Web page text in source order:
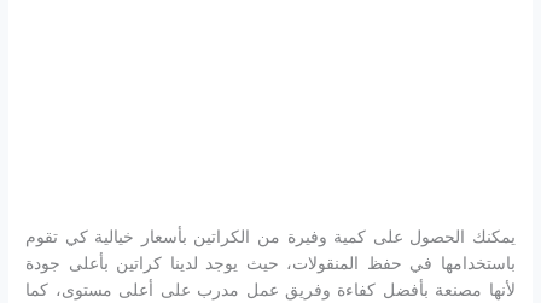
يمكنك الحصول على كمية وفيرة من الكراتين بأسعار خيالية كي تقوم
باستخدامها في حفظ المنقولات، حيث يوجد لدينا كراتين بأعلى جودة
لأنها مصنعة بأفضل كفاءة وفريق عمل مدرب على أعلى مستوى، كما